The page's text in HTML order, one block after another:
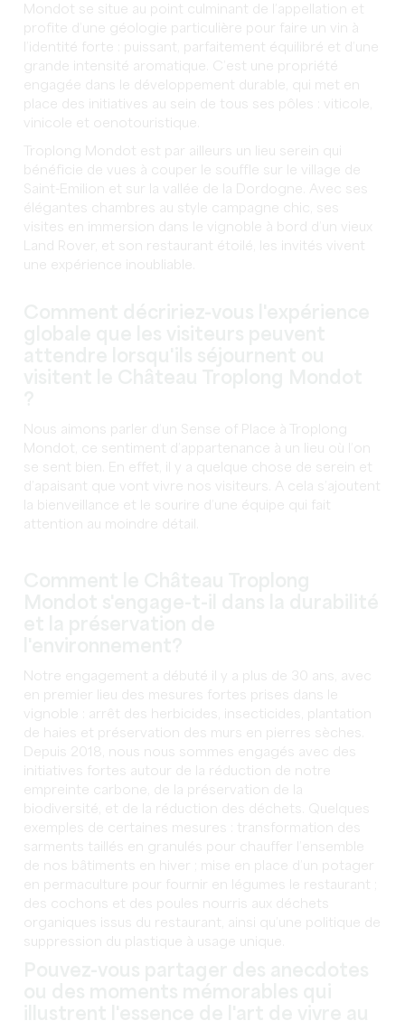
Mondot se situe au point culminant de l’appellation et
profite d’une géologie particulière pour faire un vin à
l’identité forte : puissant, parfaitement équilibré et d’une
grande intensité aromatique. C’est une propriété
engagée dans le développement durable, qui met en
place des initiatives au sein de tous ses pôles : viticole,
vinicole et oenotouristique.
Troplong Mondot est par ailleurs un lieu serein qui
bénéficie de vues à couper le souffle sur le village de
Saint-Emilion et sur la vallée de la Dordogne. Avec ses
élégantes chambres au style campagne chic, ses
visites en immersion dans le vignoble à bord d’un vieux
Land Rover, et son restaurant étoilé, les invités vivent
une expérience inoubliable.
Nous aimons parler d’un Sense of Place à Troplong
Mondot, ce sentiment d’appartenance à un lieu où l’on
se sent bien. En effet, il y a quelque chose de serein et
d’apaisant que vont vivre nos visiteurs. A cela s’ajoutent
la bienveillance et le sourire d’une équipe qui fait
attention au moindre détail.
Notre engagement a débuté il y a plus de 30 ans, avec
en premier lieu des mesures fortes prises dans le
vignoble : arrêt des herbicides, insecticides, plantation
de haies et préservation des murs en pierres sèches.
Depuis 2018, nous nous sommes engagés avec des
initiatives fortes autour de la réduction de notre
empreinte carbone, de la préservation de la
biodiversité, et de la réduction des déchets. Quelques
exemples de certaines mesures : transformation des
sarments taillés en granulés pour chauffer l’ensemble
de nos bâtiments en hiver ; mise en place d’un potager
en permaculture pour fournir en légumes le restaurant ;
des cochons et des poules nourris aux déchets
organiques issus du restaurant, ainsi qu’une politique de
suppression du plastique à usage unique.